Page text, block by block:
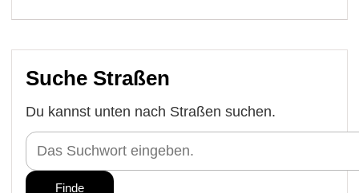
Suche Straßen
Du kannst unten nach Straßen suchen.